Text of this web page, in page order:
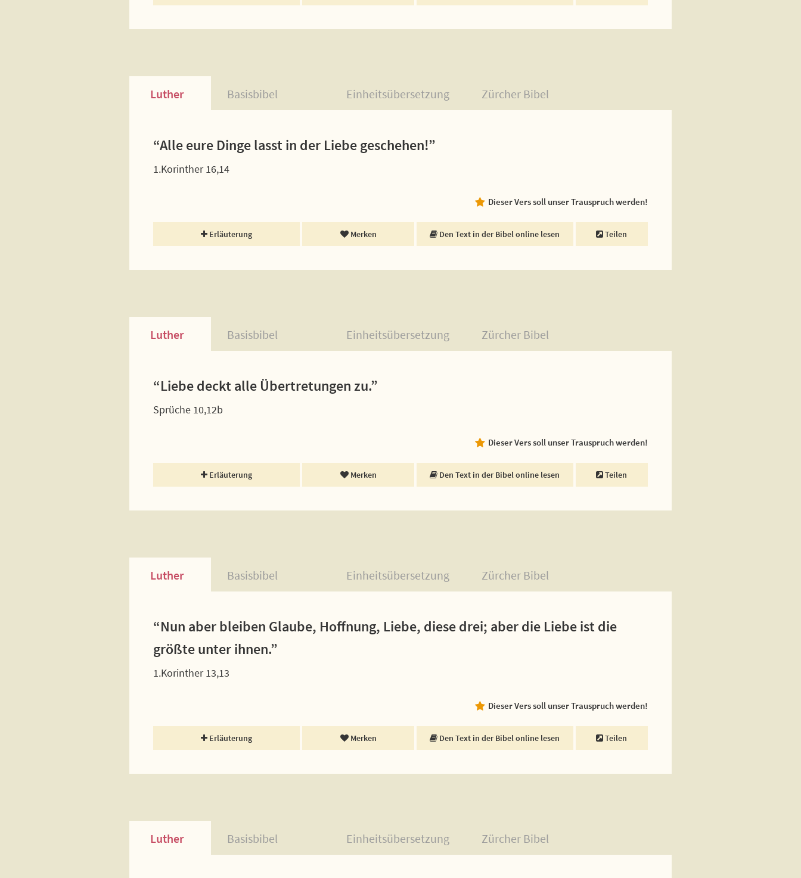
Luther Basisbibel Einheitsübersetzung Zürcher Bibel
“Alle eure Dinge lasst in der Liebe geschehen!”
1.Korinther 16,14
Dieser Vers soll unser Trauspruch werden!
Erläuterung Merken Den Text in der Bibel online lesen Teilen
Luther Basisbibel Einheitsübersetzung Zürcher Bibel
“Liebe deckt alle Übertretungen zu.”
Sprüche 10,12b
Dieser Vers soll unser Trauspruch werden!
Erläuterung Merken Den Text in der Bibel online lesen Teilen
Luther Basisbibel Einheitsübersetzung Zürcher Bibel
“Nun aber bleiben Glaube, Hoffnung, Liebe, diese drei; aber die Liebe ist die
größte unter ihnen.”
1.Korinther 13,13
Dieser Vers soll unser Trauspruch werden!
Erläuterung Merken Den Text in der Bibel online lesen Teilen
Luther Basisbibel Einheitsübersetzung Zürcher Bibel